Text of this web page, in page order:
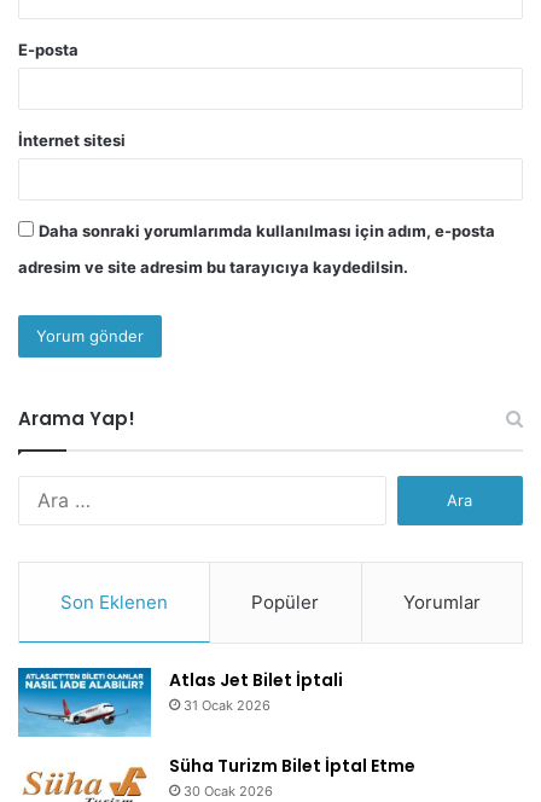
E-posta
İnternet sitesi
Daha sonraki yorumlarımda kullanılması için adım, e-posta
adresim ve site adresim bu tarayıcıya kaydedilsin.
Arama Yap!
Son Eklenen Popüler Yorumlar
Atlas Jet Bilet İptali
31 Ocak 2026
Süha Turizm Bilet İptal Etme
30 Ocak 2026